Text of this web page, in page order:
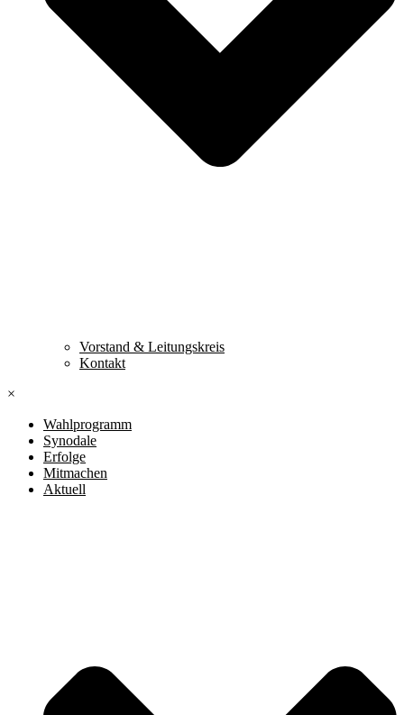
Vorstand & Leitungskreis
Kontakt
×
Wahlprogramm
Synodale
Erfolge
Mitmachen
Aktuell